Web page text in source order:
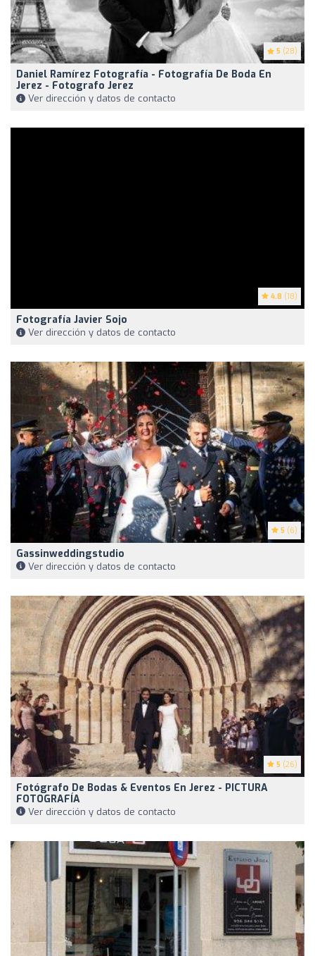
5 (28)
Daniel Ramírez Fotografía - Fotografía De Boda En
Jerez - Fotografo Jerez
Ver dirección y datos de contacto
4.8 (18)
Fotografía Javier Sojo
Ver dirección y datos de contacto
5 (6)
Gassinweddingstudio
Ver dirección y datos de contacto
5 (26)
Fotógrafo De Bodas & Eventos En Jerez - PICTURA
FOTOGRAFÍA
Ver dirección y datos de contacto